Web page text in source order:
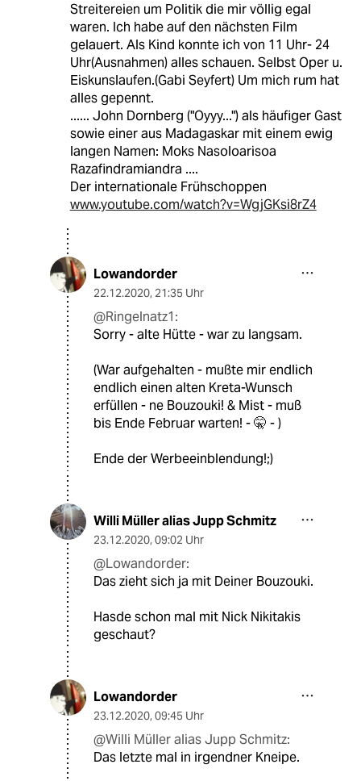
Streitereien um Politik die mir völlig egal
waren. Ich habe auf den nächsten Film
gelauert. Als Kind konnte ich von 11 Uhr- 24
Uhr(Ausnahmen) alles schauen. Selbst Oper u.
Eiskunslaufen.(Gabi Seyfert) Um mich rum hat
alles gepennt.
...... John Dornberg ("Oyyy...") als häufiger Gast
sowie einer aus Madagaskar mit einem ewig
langen Namen: Moks Nasoloarisoa
Razafindramiandra ....
Der internationale Frühschoppen
www.youtube.com/watch?v=WgjGKsi8rZ4
Lowandorder
22.12.2020, 21:35 Uhr
@Ringelnatz1:
Sorry - alte Hütte - war zu langsam.
(War aufgehalten - mußte mir endlich
endlich einen alten Kreta-Wunsch
erfüllen - ne Bouzouki! & Mist - muß
bis Ende Februar warten! - 🤫 - )
Ende der Werbeeinblendung!;)
Willi Müller alias Jupp Schmitz
23.12.2020, 09:02 Uhr
@Lowandorder:
Das zieht sich ja mit Deiner Bouzouki.
Hasde schon mal mit Nick Nikitakis
geschaut?
Lowandorder
23.12.2020, 09:45 Uhr
@Willi Müller alias Jupp Schmitz:
Das letzte mal in irgendner Kneipe.